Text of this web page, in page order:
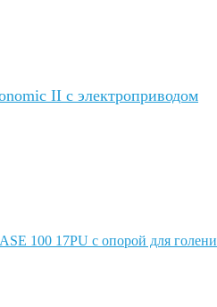
II с электроприводом